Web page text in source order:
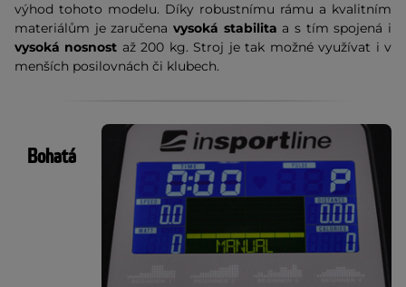
výhod tohoto modelu. Díky robustnímu rámu a kvalitním
materiálům je zaručena vysoká stabilita a s tím spojená i
vysoká nosnost až 200 kg. Stroj je tak možné využívat i v
menších posilovnách či klubech.
Bohatá